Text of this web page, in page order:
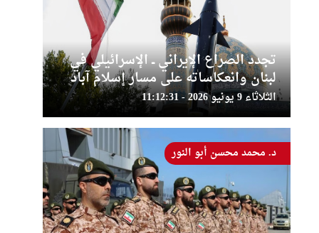
تجدد الصراع الإيراني ــ الإسرائيلي في
لبنان وانعكاساته على مسار إسلام آباد
الثلاثاء 9 يونيو 2026 - 11:12:31
د. محمد محسن أبو النور